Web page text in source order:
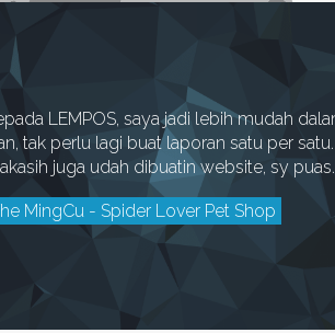
LEMPOS, saya jadi lebih mudah
tak perlu lagi buat laporan satu per
juga udah dibuatin website, sy puas.
MingCu - Spider Lover Pet Shop